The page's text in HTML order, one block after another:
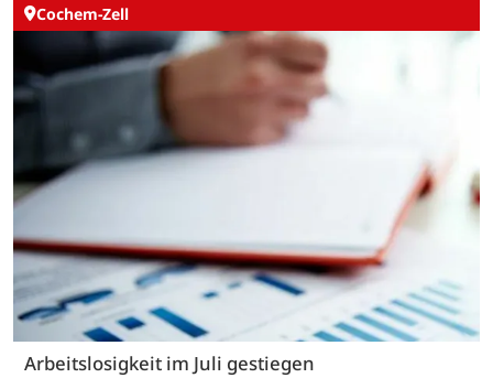
Cochem-Zell
Arbeitslosigkeit im Juli gestiegen